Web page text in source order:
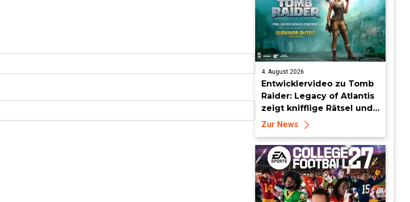
4. August 2026
Entwicklervideo zu Tomb
Raider: Legacy of Atlantis
zeigt knifflige Rätsel und
tückische Fallen
Zur News